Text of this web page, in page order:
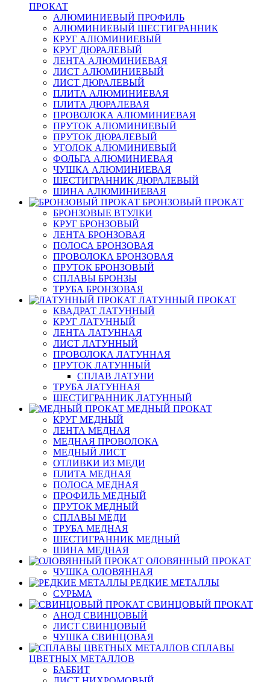
ПРОКАТ
АЛЮМИНИЕВЫЙ ПРОФИЛЬ
АЛЮМИНИЕВЫЙ ШЕСТИГРАННИК
КРУГ АЛЮМИНИЕВЫЙ
КРУГ ДЮРАЛЕВЫЙ
ЛЕНТА АЛЮМИНИЕВАЯ
ЛИСТ АЛЮМИНИЕВЫЙ
ЛИСТ ДЮРАЛЕВЫЙ
ПЛИТА АЛЮМИНИЕВАЯ
ПЛИТА ДЮРАЛЕВАЯ
ПРОВОЛОКА АЛЮМИНИЕВАЯ
ПРУТОК АЛЮМИНИЕВЫЙ
ПРУТОК ДЮРАЛЕВЫЙ
УГОЛОК АЛЮМИНИЕВЫЙ
ФОЛЬГА АЛЮМИНИЕВАЯ
ЧУШКА АЛЮМИНИЕВАЯ
ШЕСТИГРАННИК ДЮРАЛЕВЫЙ
ШИНА АЛЮМИНИЕВАЯ
БРОНЗОВЫЙ ПРОКАТ
БРОНЗОВЫЕ ВТУЛКИ
КРУГ БРОНЗОВЫЙ
ЛЕНТА БРОНЗОВАЯ
ПОЛОСА БРОНЗОВАЯ
ПРОВОЛОКА БРОНЗОВАЯ
ПРУТОК БРОНЗОВЫЙ
СПЛАВЫ БРОНЗЫ
ТРУБА БРОНЗОВАЯ
ЛАТУННЫЙ ПРОКАТ
КВАДРАТ ЛАТУННЫЙ
КРУГ ЛАТУННЫЙ
ЛЕНТА ЛАТУННАЯ
ЛИСТ ЛАТУННЫЙ
ПРОВОЛОКА ЛАТУННАЯ
ПРУТОК ЛАТУННЫЙ
СПЛАВ ЛАТУНИ
ТРУБА ЛАТУННАЯ
ШЕСТИГРАННИК ЛАТУННЫЙ
МЕДНЫЙ ПРОКАТ
КРУГ МЕДНЫЙ
ЛЕНТА МЕДНАЯ
МЕДНАЯ ПРОВОЛОКА
МЕДНЫЙ ЛИСТ
ОТЛИВКИ ИЗ МЕДИ
ПЛИТА МЕДНАЯ
ПОЛОСА МЕДНАЯ
ПРОФИЛЬ МЕДНЫЙ
ПРУТОК МЕДНЫЙ
СПЛАВЫ МЕДИ
ТРУБА МЕДНАЯ
ШЕСТИГРАННИК МЕДНЫЙ
ШИНА МЕДНАЯ
ОЛОВЯННЫЙ ПРОКАТ
ЧУШКА ОЛОВЯННАЯ
РЕДКИЕ МЕТАЛЛЫ
СУРЬМА
СВИНЦОВЫЙ ПРОКАТ
АНОД СВИНЦОВЫЙ
ЛИСТ СВИНЦОВЫЙ
ЧУШКА СВИНЦОВАЯ
СПЛАВЫ
ЦВЕТНЫХ МЕТАЛЛОВ
БАББИТ